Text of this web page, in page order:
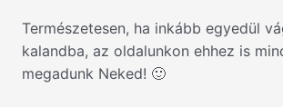
Természetesen, ha inkább egyedül
kalandba, az oldalunkon ehhez is
megadunk Neked! 🙂